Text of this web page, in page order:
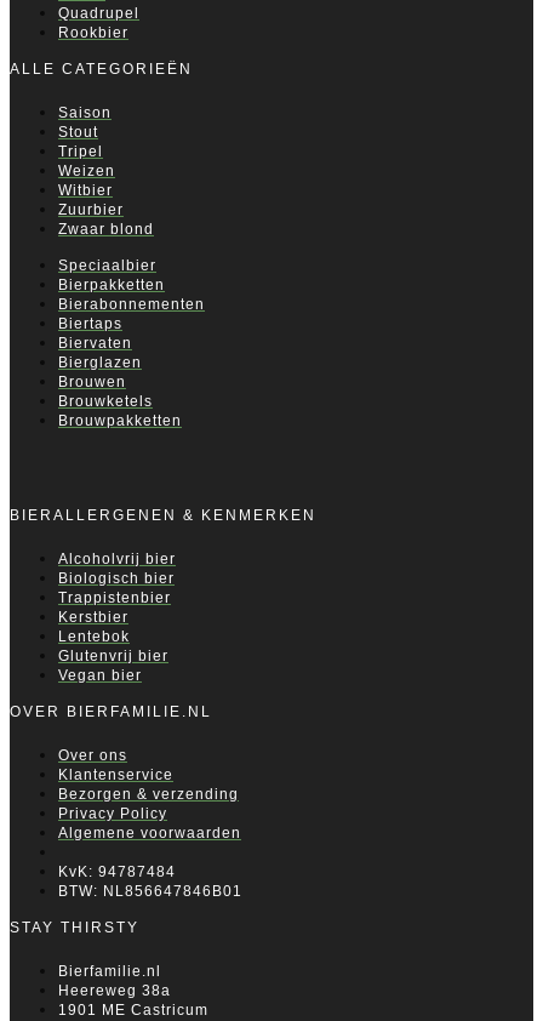
Quadrupel
Rookbier
ALLE CATEGORIEËN
Saison
Stout
Tripel
Weizen
Witbier
Zuurbier
Zwaar blond
Speciaalbier
Bierpakketten
Bierabonnementen
Biertaps
Biervaten
Bierglazen
Brouwen
Brouwketels
Brouwpakketten
BIERALLERGENEN & KENMERKEN
Alcoholvrij bier
Biologisch bier
Trappistenbier
Kerstbier
Lentebok
Glutenvrij bier
Vegan bier
OVER BIERFAMILIE.NL
Over ons
Klantenservice
Bezorgen & verzending
Privacy Policy
Algemene voorwaarden
KvK: 94787484
BTW: NL856647846B01
STAY THIRSTY
Bierfamilie.nl
Heereweg 38a
1901 ME Castricum